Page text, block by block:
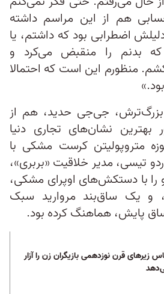
هم از این مراسم داشته
اضطرابی بود که داشتم، یا
بدنم را منقبض می‌کرد و
منظورم این است که احتمالا
بزرگ‌ترش، جی‌جی حدید، هم از
نشان‌های تجاری دنیا
متروپولیتن کرست مشکی با
تیسی، مدیر خلاقیت «بربری»،
با دستکش‌های اوپرای مشکی،
و یک ساق‌بند مروارید سبک
پایش، هماهنگ کرده بود.
زیرهای قرن نوزدهمی بازیگران زن را آزار